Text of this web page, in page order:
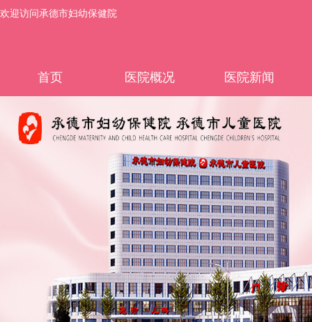
欢迎访问承德市妇幼保健院
首页 医院概况 医院新闻